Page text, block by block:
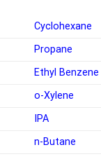
Cyclohexane
Propane
Ethyl Benzene
o-Xylene
IPA
n-Butane